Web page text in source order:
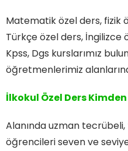
Matematik özel ders, fizik
Türkçe özel ders, İngilizce
Kpss, Dgs kurslarımız
öğretmenlerimiz
İlkokul Özel Ders Kimden
Alanında uzman
öğrencileri seven ve